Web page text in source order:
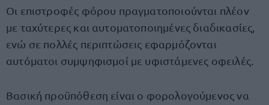
Οι επιστροφές φόρου πραγματοποιούνται πλέον
με ταχύτερες και αυτοματοποιημένες διαδικασίες,
ενώ σε πολλές περιπτώσεις εφαρμόζονται
αυτόματοι συμψηφισμοί με υφιστάμενες οφειλές.
Βασική προϋπόθεση είναι ο φορολογούμενος να